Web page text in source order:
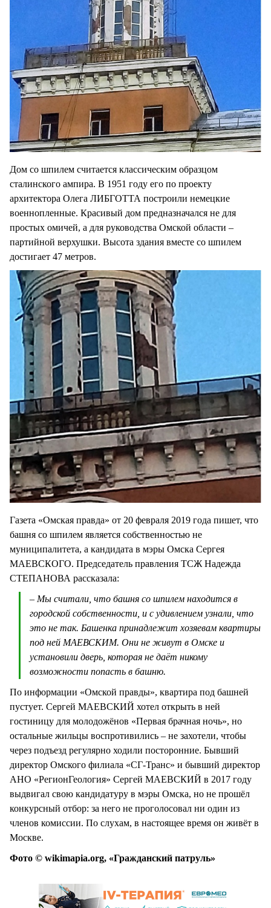
Дом со шпилем считается классическим образцом
сталинского ампира. В 1951 году его по проекту
архитектора Олега ЛИБГОТТА построили немецкие
военнопленные. Красивый дом предназначался не для
простых омичей, а для руководства Омской области –
партийной верхушки. Высота здания вместе со шпилем
достигает 47 метров.
Газета «Омская правда» от 20 февраля 2019 года пишет, что
башня со шпилем является собственностью не
муниципалитета, а кандидата в мэры Омска Сергея
МАЕВСКОГО. Председатель правления ТСЖ Надежда
СТЕПАНОВА рассказала:
– Мы считали, что башня со шпилем находится в
городской собственности, и с удивлением узнали, что
это не так. Башенка принадлежит хозяевам квартиры
под ней МАЕВСКИМ. Они не живут в Омске и
установили дверь, которая не даёт никому
возможности попасть в башню.
По информации «Омской правды», квартира под башней
пустует. Сергей МАЕВСКИЙ хотел открыть в ней
гостиницу для молодожёнов «Первая брачная ночь», но
остальные жильцы воспротивились – не захотели, чтобы
через подъезд регулярно ходили посторонние. Бывший
директор Омского филиала «СГ-Транс» и бывший директор
АНО «РегионГеология» Сергей МАЕВСКИЙ в 2017 году
выдвигал свою кандидатуру в мэры Омска, но не прошёл
конкурсный отбор: за него не проголосовал ни один из
членов комиссии. По слухам, в настоящее время он живёт в
Москве.
Фото © wikimapia.org, «Гражданский патруль»